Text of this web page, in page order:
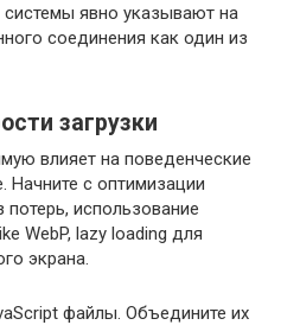
явно указывают на
соединения как один из
загрузки
влияет на поведенческие
Начните с оптимизации
использование
WebP, lazy loading для
экрана.
файлы. Объедините их